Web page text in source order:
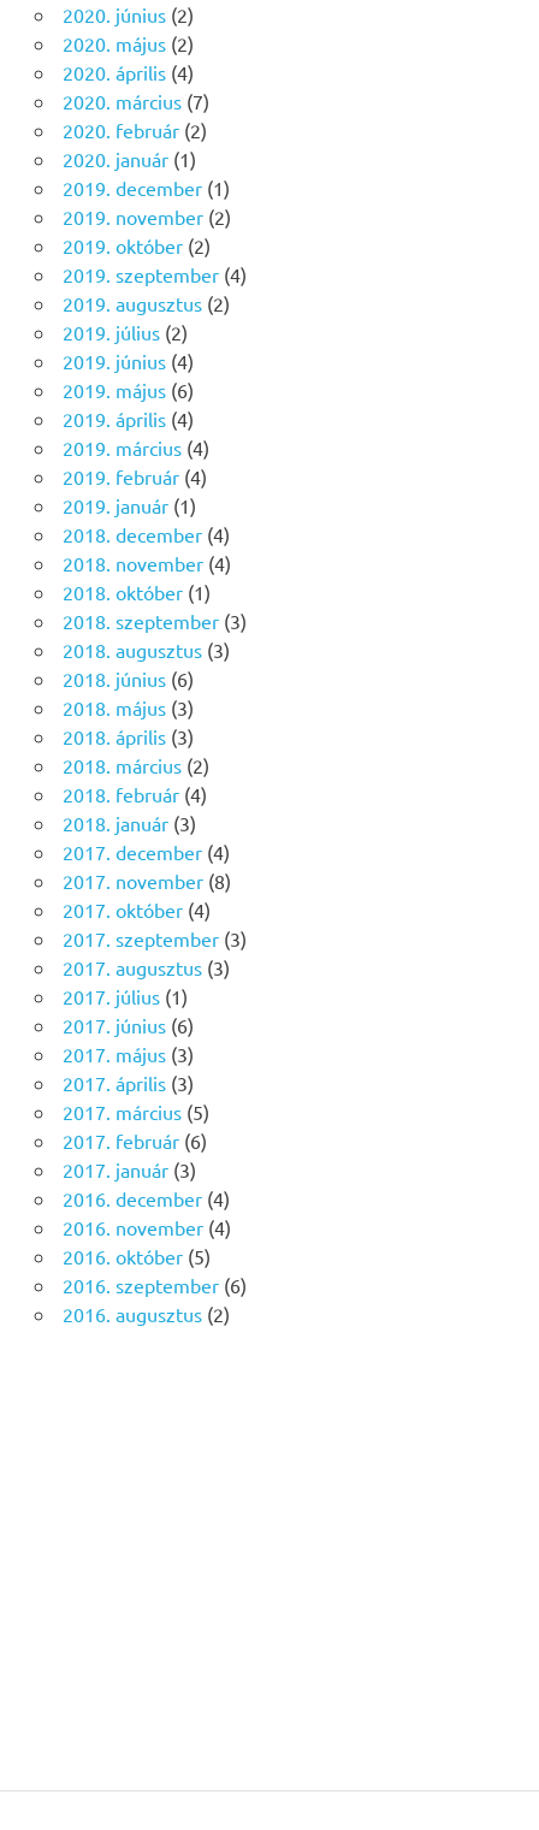
2020. június(2)
2020. május(2)
2020. április(4)
2020. március(7)
2020. február(2)
2020. január(1)
2019. december(1)
2019. november(2)
2019. október(2)
2019. szeptember(4)
2019. augusztus(2)
2019. július(2)
2019. június(4)
2019. május(6)
2019. április(4)
2019. március(4)
2019. február(4)
2019. január(1)
2018. december(4)
2018. november(4)
2018. október(1)
2018. szeptember(3)
2018. augusztus(3)
2018. június(6)
2018. május(3)
2018. április(3)
2018. március(2)
2018. február(4)
2018. január(3)
2017. december(4)
2017. november(8)
2017. október(4)
2017. szeptember(3)
2017. augusztus(3)
2017. július(1)
2017. június(6)
2017. május(3)
2017. április(3)
2017. március(5)
2017. február(6)
2017. január(3)
2016. december(4)
2016. november(4)
2016. október(5)
2016. szeptember(6)
2016. augusztus(2)